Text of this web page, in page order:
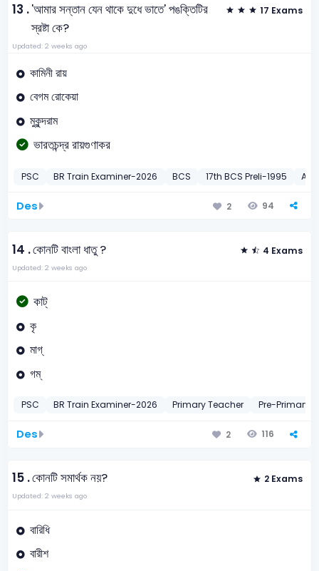
13 .'আমার সন্তান যেন থাকে দুধে ভাতে' পঙক্তিটির
স্রষ্টা কে?
17 Exams
Updated: 2 weeks ago
কামিনী রায়
বেগম রোকেয়া
মুকুন্দরাম
ভারতচন্দ্র রায়গুণাকর
PSC BR Train Examiner-2026 BCS 17th BCS Preli-1995
Des 2 94
14 .কোনটি বাংলা ধাতু ? 4 Exams
Updated: 2 weeks ago
কাট্
কৃ
মাগ্
গম্
PSC BR Train Examiner-2026 Primary Teacher Pre-Primary
Des 2 116
15 .কোনটি সমার্থক নয়? 2 Exams
Updated: 2 weeks ago
বারিধি
বারীশ